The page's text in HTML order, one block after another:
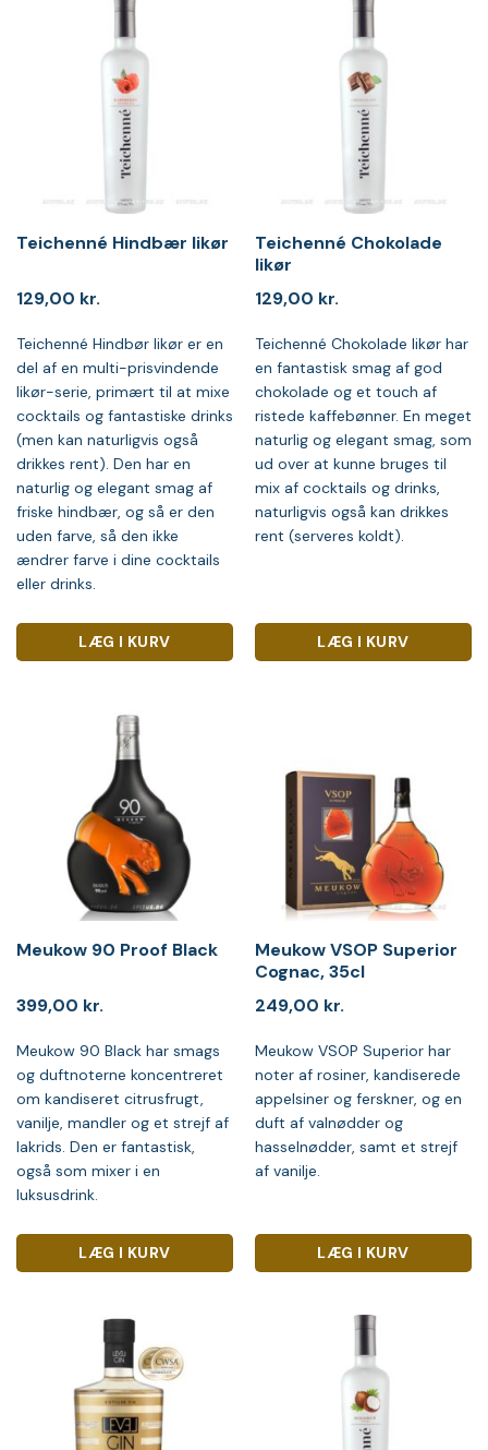
Teichenné Hindbær likør
129,00 kr.
Teichenné Hindbør likør er en
del af en multi-prisvindende
likør-serie, primært til at mixe
cocktails og fantastiske drinks
(men kan naturligvis også
drikkes rent). Den har en
naturlig og elegant smag af
friske hindbær, og så er den
uden farve, så den ikke
ændrer farve i dine cocktails
eller drinks.
LÆG I KURV
Teichenné Chokolade
likør
129,00 kr.
Teichenné Chokolade likør har
en fantastisk smag af god
chokolade og et touch af
ristede kaffebønner. En meget
naturlig og elegant smag, som
ud over at kunne bruges til
mix af cocktails og drinks,
naturligvis også kan drikkes
rent (serveres koldt).
LÆG I KURV
Meukow 90 Proof Black
399,00 kr.
Meukow 90 Black har smags
og duftnoterne koncentreret
om kandiseret citrusfrugt,
vanilje, mandler og et strejf af
lakrids. Den er fantastisk,
også som mixer i en
luksusdrink.
LÆG I KURV
Meukow VSOP Superior
Cognac, 35cl
249,00 kr.
Meukow VSOP Superior har
noter af rosiner, kandiserede
appelsiner og ferskner, og en
duft af valnødder og
hasselnødder, samt et strejf
af vanilje.
LÆG I KURV